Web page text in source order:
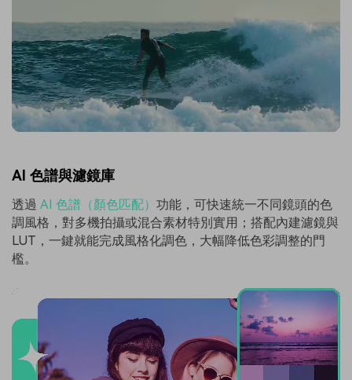
AI 色譜與濾鏡庫
透過 AI 色譜（顏色匹配） 功能，可快速統一不同鏡頭的色
調風格，對多機拍攝或混合素材特別實用；搭配內建濾鏡與
LUT，一鍵就能完成風格化調色，大幅降低色彩調整的門
檻。